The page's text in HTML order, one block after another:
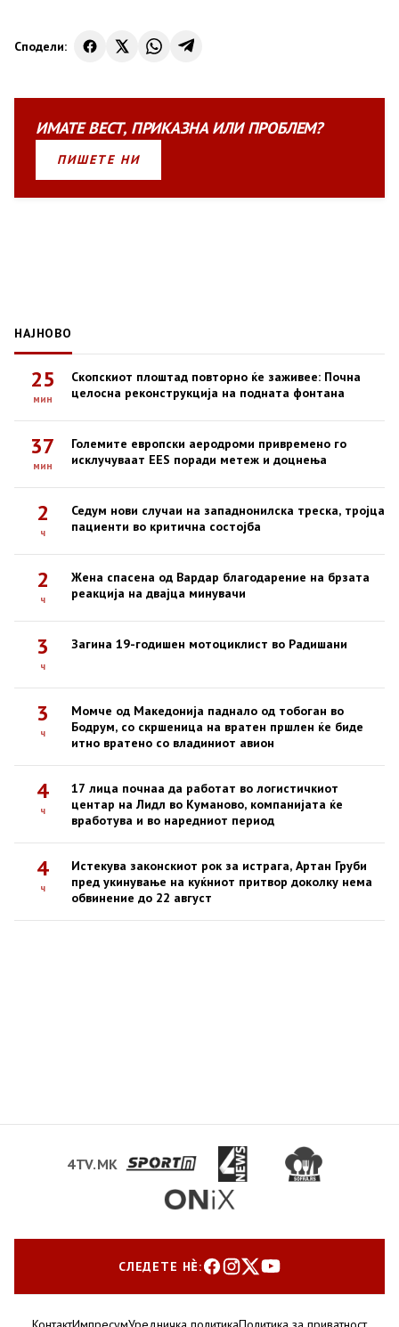
Сподели:
ИМАТЕВЕСТ, ПРИКАЗНАИЛИПРОБЛЕМ?
ПИШЕТЕ НИ
НАЈНОВО
25
мин
Скопскиот плоштад повторно ќе заживее: Почна
целосна реконструкција на подната фонтана
37
мин
Големите европски аеродроми привремено го
исклучуваат EES поради метеж и доцнења
2
ч
Седум нови случаи на западнонилска треска, тројца
пациенти во критична состојба
2
ч
Жена спасена од Вардар благодарение на брзата
реакција на двајца минувачи
3
ч
Загина 19-годишен мотоциклист во Радишани
3
ч
Момче од Македонија паднало од тобоган во
Бодрум, со скршеница на вратен пршлен ќе биде
итно вратено со владиниот авион
4
ч
17 лица почнаа да работат во логистичкиот
центар на Лидл во Куманово, компанијата ќе
вработува и во наредниот период
4
ч
Истекува законскиот рок за истрага, Артан Груби
пред укинување на куќниот притвор доколку нема
обвинение до 22 август
4TV.MK
СЛЕДЕТЕ НЀ: